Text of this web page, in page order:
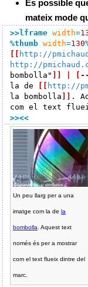
És possible
mateix mode
>>lframe width=
%thumb width=130
http://
http://
bombolla"
[--
la de
http://
la bombolla
.
com el text
>><<
Un peu llarg per a una
imatge com la de la
bombolla . Aquest text
només és per a mostrar
com el text flueix dintre del
marc.